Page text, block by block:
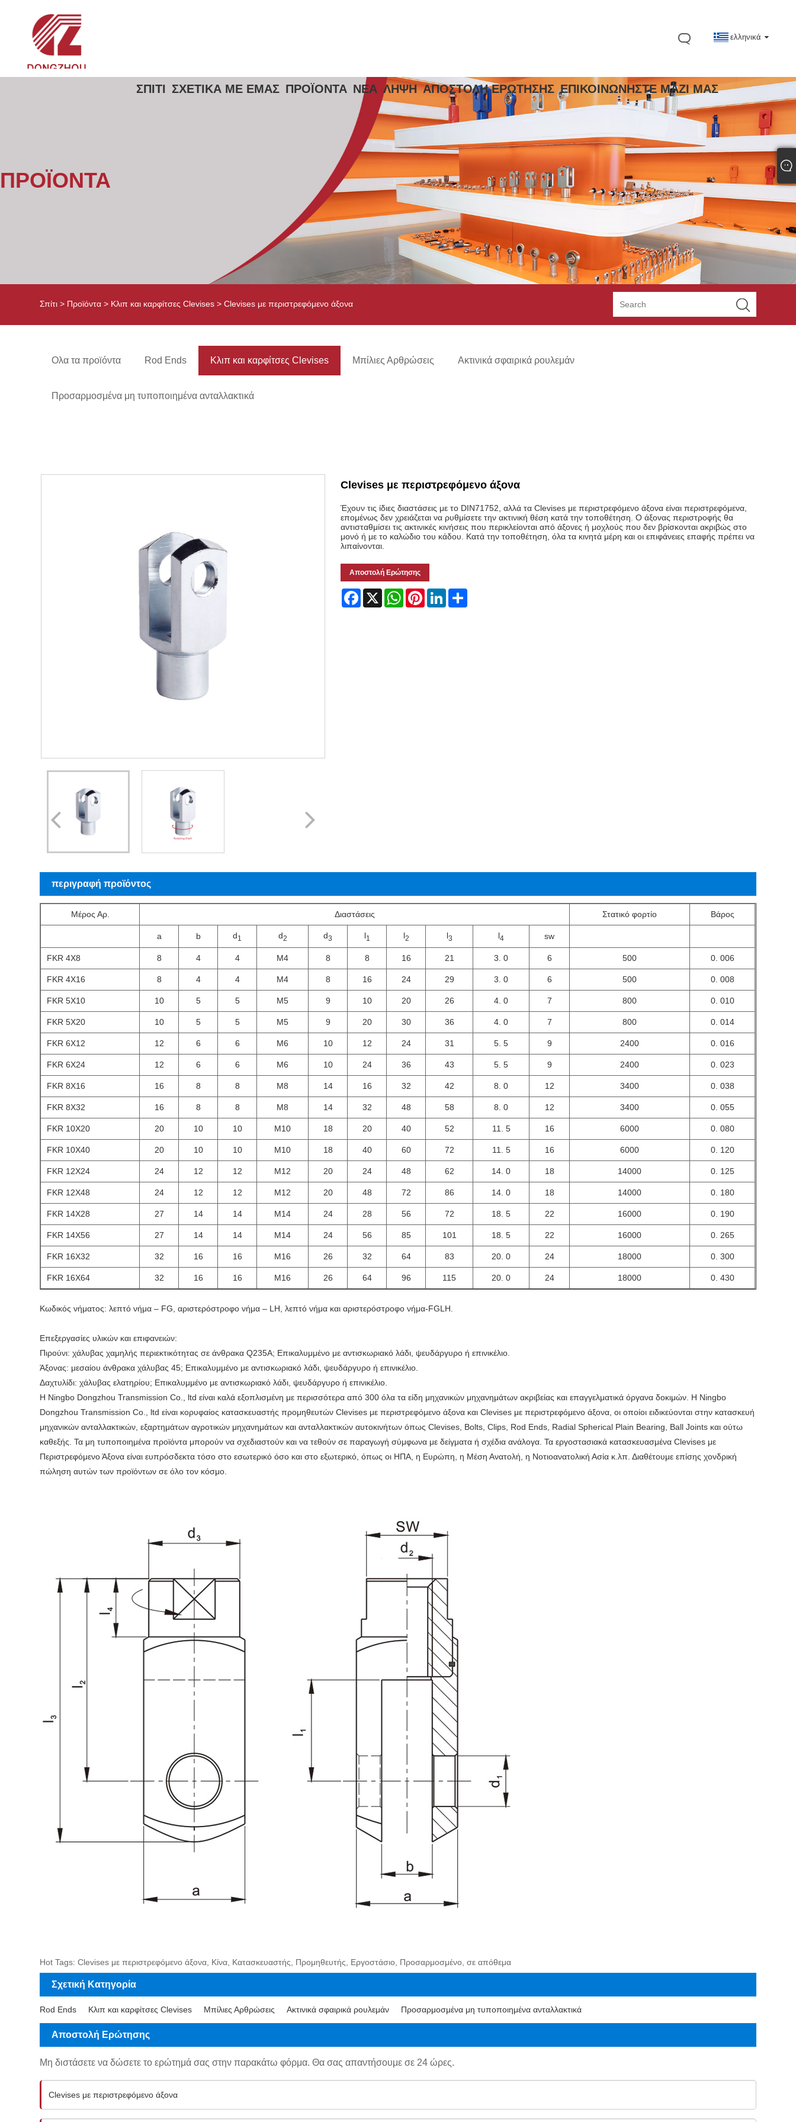
ελληνικά
ΣΠΊΤΙ ΣΧΕΤΙΚΆ ΜΕ ΕΜΆΣ ΠΡΟΪΌΝΤΑ ΝΈΑ ΛΉΨΗ ΑΠΟΣΤΟΛΉ ΕΡΏΤΗΣΗΣ ΕΠΙΚΟΙΝΩΝΉΣΤΕ ΜΑΖΊ ΜΑΣ
ΠΡΟΪΌΝΤΑ
Σπίτι > Προϊόντα > Κλιπ και καρφίτσες Clevises > Clevises με περιστρεφόμενο άξονα
Ολα τα προϊόντα Rod Ends Κλιπ και καρφίτσες Clevises Μπίλιες Αρθρώσεις Ακτινικά σφαιρικά ρουλεμάν
Προσαρμοσμένα μη τυποποιημένα ανταλλακτικά
Clevises με περιστρεφόμενο άξονα
Έχουν τις ίδιες διαστάσεις με το DIN71752, αλλά τα Clevises με περιστρεφόμενο άξονα είναι περιστρεφόμενα,
επομένως δεν χρειάζεται να ρυθμίσετε την ακτινική θέση κατά την τοποθέτηση. Ο άξονας περιστροφής θα
αντισταθμίσει τις ακτινικές κινήσεις που περικλείονται από άξονες ή μοχλούς που δεν βρίσκονται ακριβώς στο
μονό ή με το καλώδιο του κάδου. Κατά την τοποθέτηση, όλα τα κινητά μέρη και οι επιφάνειες επαφής πρέπει να
λιπαίνονται.
Αποστολή Ερώτησης
Facebook
X WhatsAppPinterestLinkedIn
περιγραφή προϊόντος
Μέρος Αρ. Διαστάσεις Στατικό φορτίο Βάρος
a b d1 d2 d3 l1 l2 l3 l4 sw
FKR 4X8 8 4 4 Μ4 8 8 16 21 3. 0 6 500 0. 006
FKR 4X16 8 4 4 Μ4 8 16 24 29 3. 0 6 500 0. 008
FKR 5Χ10 10 5 5 Μ5 9 10 20 26 4. 0 7 800 0. 010
FKR 5X20 10 5 5 Μ5 9 20 30 36 4. 0 7 800 0. 014
FKR 6X12 12 6 6 Μ6 10 12 24 31 5. 5 9 2400 0. 016
FKR 6X24 12 6 6 Μ6 10 24 36 43 5. 5 9 2400 0. 023
FKR 8X16 16 8 8 Μ8 14 16 32 42 8. 0 12 3400 0. 038
FKR 8X32 16 8 8 Μ8 14 32 48 58 8. 0 12 3400 0. 055
FKR 10Χ20 20 10 10 Μ10 18 20 40 52 11. 5 16 6000 0. 080
FKR 10Χ40 20 10 10 Μ10 18 40 60 72 11. 5 16 6000 0. 120
FKR 12X24 24 12 12 Μ12 20 24 48 62 14. 0 18 14000 0. 125
FKR 12X48 24 12 12 Μ12 20 48 72 86 14. 0 18 14000 0. 180
FKR 14X28 27 14 14 Μ14 24 28 56 72 18. 5 22 16000 0. 190
FKR 14Χ56 27 14 14 Μ14 24 56 85 101 18. 5 22 16000 0. 265
FKR 16X32 32 16 16 Μ16 26 32 64 83 20. 0 24 18000 0. 300
FKR 16X64 32 16 16 Μ16 26 64 96 115 20. 0 24 18000 0. 430
Κωδικός νήματος: λεπτό νήμα – FG, αριστερόστροφο νήμα – LH, λεπτό νήμα και αριστερόστροφο νήμα-FGLH.
Επεξεργασίες υλικών και επιφανειών:
Πιρούνι: χάλυβας χαμηλής περιεκτικότητας σε άνθρακα Q235A; Επικαλυμμένο με αντισκωριακό λάδι, ψευδάργυρο ή επινικέλιο.
Άξονας: μεσαίου άνθρακα χάλυβας 45; Επικαλυμμένο με αντισκωριακό λάδι, ψευδάργυρο ή επινικέλιο.
Δαχτυλίδι: χάλυβας ελατηρίου; Επικαλυμμένο με αντισκωριακό λάδι, ψευδάργυρο ή επινικέλιο.
Η Ningbo Dongzhou Transmission Co., ltd είναι καλά εξοπλισμένη με περισσότερα από 300 όλα τα είδη μηχανικών μηχανημάτων ακριβείας και επαγγελματικά όργανα δοκιμών. Η Ningbo
Dongzhou Transmission Co., ltd είναι κορυφαίος κατασκευαστής προμηθευτών Clevises με περιστρεφόμενο άξονα και Clevises με περιστρεφόμενο άξονα, οι οποίοι ειδικεύονται στην κατασκευή
μηχανικών ανταλλακτικών, εξαρτημάτων αγροτικών μηχανημάτων και ανταλλακτικών αυτοκινήτων όπως Clevises, Bolts, Clips, Rod Ends, Radial Spherical Plain Bearing, Ball Joints και ούτω
καθεξής. Τα μη τυποποιημένα προϊόντα μπορούν να σχεδιαστούν και να τεθούν σε παραγωγή σύμφωνα με δείγματα ή σχέδια ανάλογα. Τα εργοστασιακά κατασκευασμένα Clevises με
Περιστρεφόμενο Άξονα είναι ευπρόσδεκτα τόσο στο εσωτερικό όσο και στο εξωτερικό, όπως οι ΗΠΑ, η Ευρώπη, η Μέση Ανατολή, η Νοτιοανατολική Ασία κ.λπ. Διαθέτουμε επίσης χονδρική
πώληση αυτών των προϊόντων σε όλο τον κόσμο.
Hot Tags: Clevises με περιστρεφόμενο άξονα, Κίνα, Κατασκευαστής, Προμηθευτής, Εργοστάσιο, Προσαρμοσμένο, σε απόθεμα
Σχετική Κατηγορία
Rod Ends Κλιπ και καρφίτσες Clevises Μπίλιες Αρθρώσεις Ακτινικά σφαιρικά ρουλεμάν Προσαρμοσμένα μη τυποποιημένα ανταλλακτικά
Αποστολή Ερώτησης
Μη διστάσετε να δώσετε το ερώτημά σας στην παρακάτω φόρμα. Θα σας απαντήσουμε σε 24 ώρες.